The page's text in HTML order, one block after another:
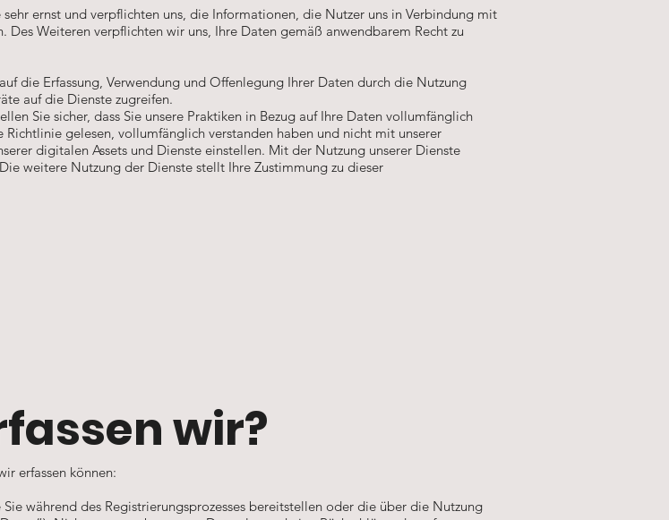
ernst und verpflichten uns, die Informationen, die Nutzer uns in Verbindung mit
Des Weiteren verpflichten wir uns, Ihre Daten gemäß anwendbarem Recht zu
die Erfassung, Verwendung und Offenlegung Ihrer Daten durch die Nutzung
auf die Dienste zugreifen.
Sie sicher, dass Sie unsere Praktiken in Bezug auf Ihre Daten vollumfänglich
Richtlinie gelesen, vollumfänglich verstanden haben und nicht mit unserer
digitalen Assets und Dienste einstellen. Mit der Nutzung unserer Dienste
weitere Nutzung der Dienste stellt Ihre Zustimmung zu dieser
wir?
erfassen können:
während des Registrierungsprozesses bereitstellen oder die über die Nutzung